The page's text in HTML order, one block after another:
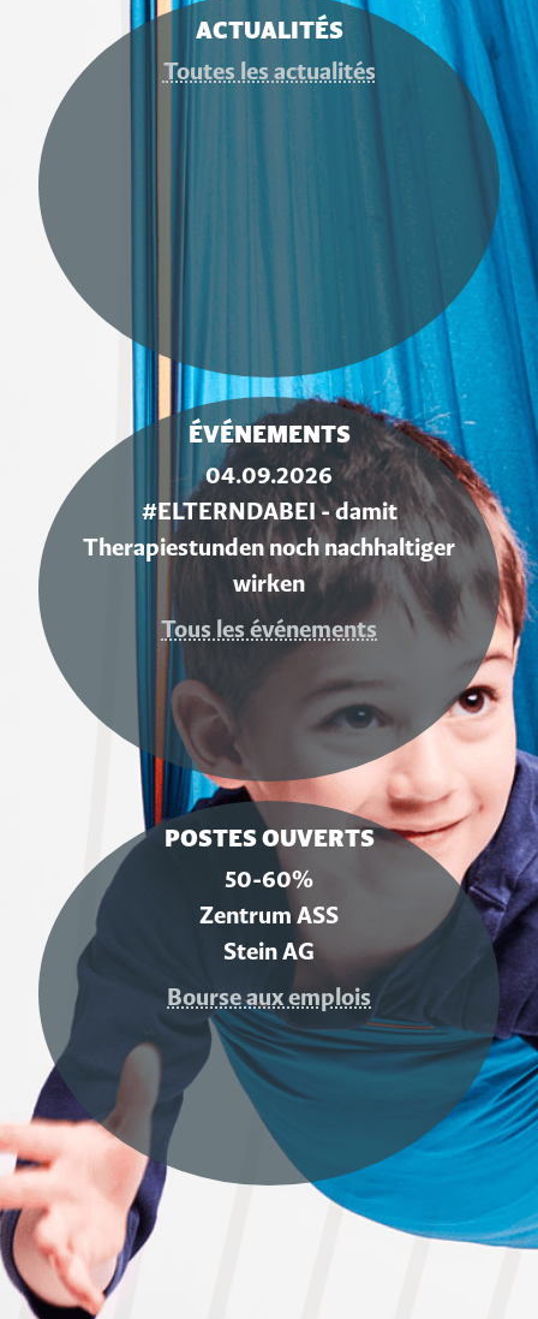
ACTUALITÉS
Toutes les actualités
ÉVÉNEMENTS
04.09.2026
#ELTERNDABEI - damit
Therapiestunden noch nachhaltiger
wirken
Tous les événements
POSTES OUVERTS
50-60%
Zentrum ASS
Stein AG
Bourse aux emplois